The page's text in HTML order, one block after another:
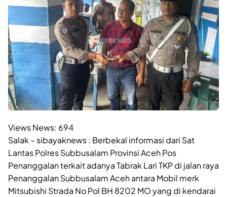
Views News: 694
Salak – sibayaknews : Berbekal informasi dari Sat
Lantas Polres Subbusalam Provinsi Aceh Pos
Penanggalan terkait adanya Tabrak Lari TKP di jalan raya
Penanggalan Subbusalam Aceh antara Mobil merk
Mitsubishi Strada No Pol BH 8202 MO yang di kendarai